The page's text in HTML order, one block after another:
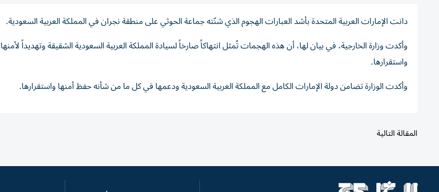
دانت الإمارات العربية المتحدة بأشد العبارات الهجوم الذي شنّته جماعة الحوثي على منطقة نجران في المملكة العربية السعودية.
وأكدت وزارة الخارجية، في بيان لها، أن هذه الهجمات تُمثل انتهاكاً صارخاً لسيادة المملكة العربية السعودية الشقيقة وتهديداً لأمنها
واستقرارها.
وأكدت الوزارة تضامن دولة الإمارات الكامل مع المملكة العربية السعودية ودعمها في كل ما من شأنه حفظ أمنها واستقرارها.
المقالة التالية